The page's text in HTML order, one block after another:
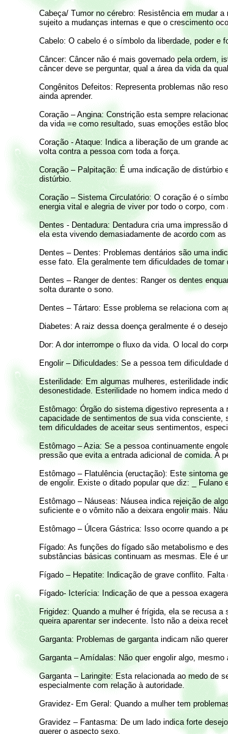
Cabeça/ Tumor no cérebro: Resistência em mudar
sujeito a mudanças internas e que o crescimento
Cabelo: O cabelo é o símbolo da liberdade, poder e
Câncer: Câncer não é mais governado pela ordem,
câncer deve se perguntar, qual a área da vida da
Congênitos Defeitos: Representa problemas não
ainda aprender.
Coração – Angina: Constrição esta sempre
da vida =e como resultado, suas emoções estão
Coração - Ataque: Indica a liberação de um grande
volta contra a pessoa com toda a força.
Coração – Palpitação: É uma indicação de
distúrbio.
Coração – Sistema Circulatório: O coração é o
energia vital e alegria de viver por todo o corpo,
Dentes - Dentadura: Dentadura cria uma
ela esta vivendo demasiadamente de acordo com
Dentes – Dentes: Problemas dentários são uma
esse fato. Ela geralmente tem dificuldades de
Dentes – Ranger de dentes: Ranger os dentes
solta durante o sono.
Dentes – Tártaro: Esse problema se relaciona com
Diabetes: A raiz dessa doença geralmente é o
Dor: A dor interrompe o fluxo da vida. O local do
Engolir – Dificuldades: Se a pessoa tem dificuldade
Esterilidade: Em algumas mulheres, esterilidade
desonestidade. Esterilidade no homem indica
Estômago: Órgão do sistema digestivo representa
capacidade de sentimentos de sua vida
tem dificuldades de aceitar seus sentimentos,
Estômago – Azia: Se a pessoa continuamente
pressão que evita a entrada adicional de comida. A
Estômago – Flatulência (eructação): Este sintoma
de engolir. Existe o ditado popular que diz: _ Fulano
Estômago – Náuseas: Náusea indica rejeição de
suficiente e o vômito não a deixara engolir mais.
Estômago – Úlcera Gástrica: Isso ocorre quando a
Fígado: As funções do fígado são metabolismo e
substâncias básicas continuam as mesmas. Ele é
Fígado – Hepatite: Indicação de grave conflito.
Fígado- Icterícia: Indicação de que a pessoa
Frigidez: Quando a mulher é frígida, ela se recusa
queira aparentar ser indecente. Isto não a deixa
Garganta: Problemas de garganta indicam não
Garganta – Amídalas: Não quer engolir algo,
Garganta – Laringite: Esta relacionada ao medo de
especialmente com relação à autoridade.
Gravidez- Em Geral: Quando a mulher tem
Gravidez – Fantasma: De um lado indica forte
querer o aspecto sexo.